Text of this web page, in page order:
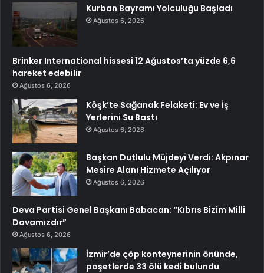
Kurban Bayramı Yolculuğu Başladı
Ağustos 6, 2026
Brinker International hissesi 12 Ağustos’ta yüzde 6,6
hareket edebilir
Ağustos 6, 2026
Köşk’te Sağanak Felaketi: Ev ve İş
Yerlerini Su Bastı
Ağustos 6, 2026
Başkan Dutlulu Müjdeyi Verdi: Akpınar
Mesire Alanı Hizmete Açılıyor
Ağustos 6, 2026
Deva Partisi Genel Başkanı Babacan: “Kıbrıs Bizim Milli
Davamızdır”
Ağustos 6, 2026
İzmir’de çöp konteynerinin önünde,
poşetlerde 33 ölü kedi bulundu